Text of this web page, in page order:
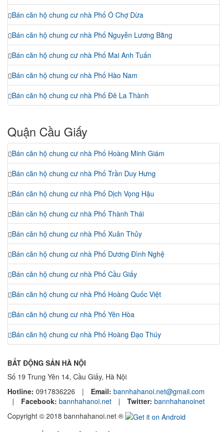
Bán căn hộ chung cư nhà Phố Ô Chợ Dừa
Bán căn hộ chung cư nhà Phố Nguyễn Lương Bằng
Bán căn hộ chung cư nhà Phố Mai Anh Tuấn
Bán căn hộ chung cư nhà Phố Hào Nam
Bán căn hộ chung cư nhà Phố Đê La Thành
Quận Cầu Giấy
Bán căn hộ chung cư nhà Phố Hoàng Minh Giám
Bán căn hộ chung cư nhà Phố Trần Duy Hưng
Bán căn hộ chung cư nhà Phố Dịch Vọng Hậu
Bán căn hộ chung cư nhà Phố Thành Thái
Bán căn hộ chung cư nhà Phố Xuân Thủy
Bán căn hộ chung cư nhà Phố Dương Đình Nghệ
Bán căn hộ chung cư nhà Phố Cầu Giấy
Bán căn hộ chung cư nhà Phố Hoàng Quốc Việt
Bán căn hộ chung cư nhà Phố Yên Hòa
Bán căn hộ chung cư nhà Phố Hoàng Đạo Thúy
BẤT ĐỘNG SẢN HÀ NỘI
Số 19 Trung Yên 14, Cầu Giấy, Hà Nội
Hotline: 0917836226 | Email: bannhahanoi.net@gmail.com
|
Facebook: bannhahanoi.net | Twitter: bannhahanoinet
Copyright © 2018 bannhahanoi.net ®